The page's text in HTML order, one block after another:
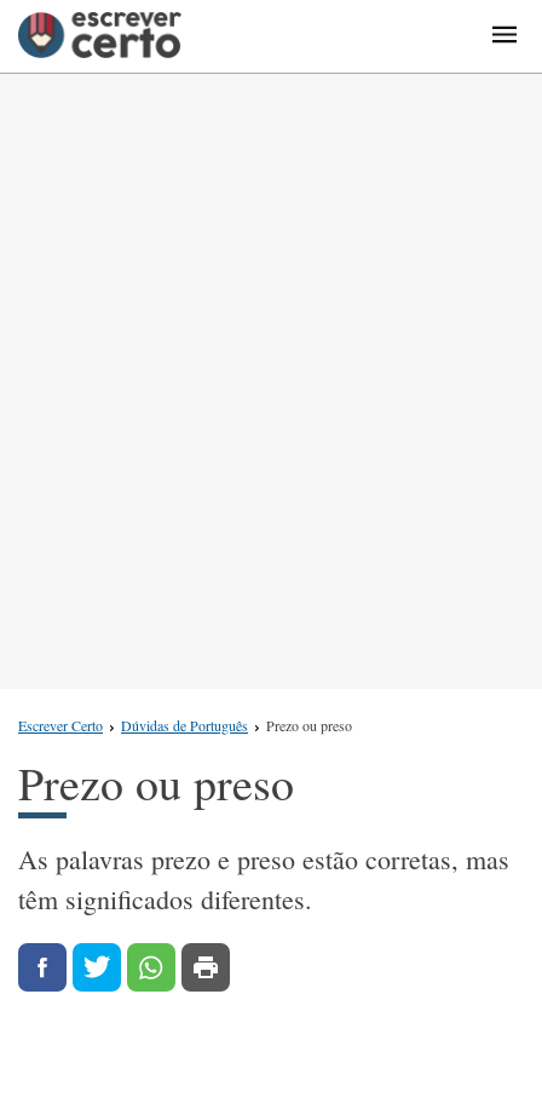
Escrever Certo Dúvidas de Português Prezo ou preso
Prezo ou preso
As palavras prezo e preso estão corretas, mas
têm significados diferentes.